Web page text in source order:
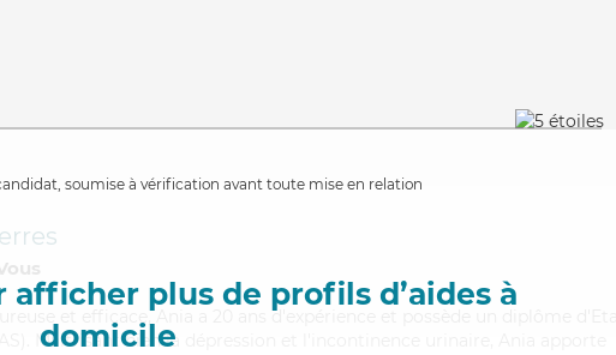
soumise à vérification avant toute mise en relation
afficher plus de profils d’aides à
domicile
et efficace, Ania a 20 ans d'expérience et possède un diplôme d'Etat
Maitrisant bien la dépression et l'incontinence urinaire, Ania apporte